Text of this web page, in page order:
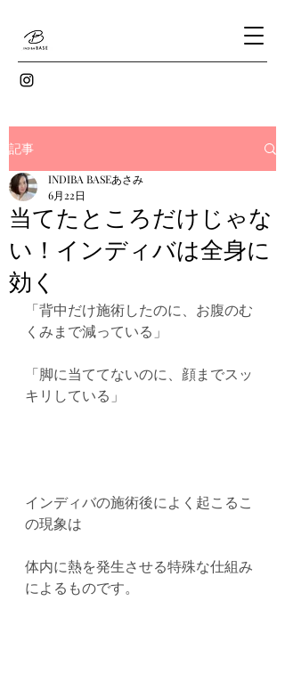
記事
当てたところだけじゃな
い！インディバは全身に
効く
INDIBA BASEあさみ
6月22日
「背中だけ施術したのに、お腹のむ
くみまで減っている」
「脚に当ててないのに、顔までスッ
キリしている」
インディバの施術後によく起こるこ
の現象は
体内に熱を発生させる特殊な仕組み
によるものです。